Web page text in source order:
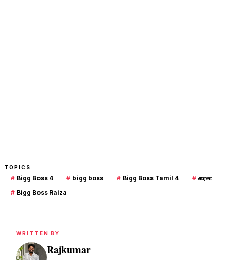
TOPICS
# Bigg Boss 4 # bigg boss # Bigg Boss Tamil 4 # ரைசா
# Bigg Boss Raiza
WRITTEN BY
Rajkumar